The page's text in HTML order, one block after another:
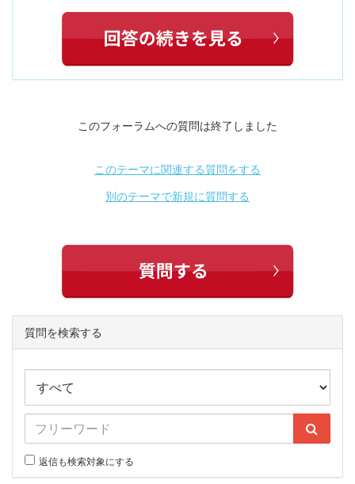
このフォーラムへの質問は終了しました
このテーマに関連する質問をする
別のテーマで新規に質問する
質問を検索する
返信も検索対象にする